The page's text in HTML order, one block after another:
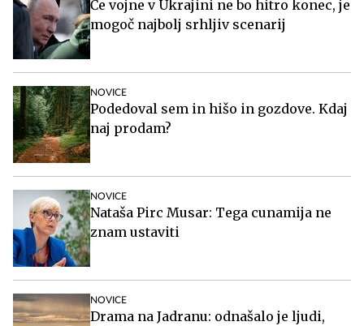
Če vojne v Ukrajini ne bo hitro konec, je
mogoč najbolj srhljiv scenarij
NOVICE
Podedoval sem in hišo in gozdove. Kdaj
naj prodam?
NOVICE
Nataša Pirc Musar: Tega cunamija ne
znam ustaviti
NOVICE
Drama na Jadranu: odnašalo je ljudi,